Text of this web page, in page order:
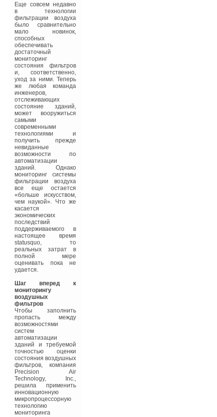
Еще совсем недавно
в технологии
фильтрации воздуха
было сравнительно
мало новинок,
способных
обеспечивать
достаточный
мониторинг
состояния фильтров
и, соответственно,
уход за ними. Теперь
же любая команда
инженеров,
отслеживающих
состояние зданий,
может вооружиться
самыми
современными
технологиями и
получить прежде
невиданные
возможности по
автоматизации
зданий. Однако
мониторинг системы
фильтрации воздуха
все еще остается
«больше искусством,
чем наукой». Что же
касается
экономических
последствий
поддерживаемого в
настоящее время
statusquo, то
реальных затрат в
полной мере
оценивать пока не
удается.
Шаг вперед к
мониторингу
воздушных
фильтров
Чтобы заполнить
пропасть между
возможностями
систем
автоматизации
зданий и требуемой
точностью оценки
состояния воздушных
фильтров, компания
Precision Air
Technology, Inc.,
решила применить
инновационную
микропроцессорную
технологию
мониторинга
Оптима»), а
стеклопакеты
создавались с
применением
специальных стекол:
верхнее обеспечивает
теплосбережение и
защиту от солнца,
нижнее —
безопасность
зрителей.
Не только Олимпиада
Сколь бы ни была
важна для страны
грядущая Олимпиада,
но было бы
неправильно
ограничивать
применение
энергоэффективных
технологий только
спортивными
объектами в Сочи. В
Казани к XXVII-й
Всемирной летней
Универсиаде, которая
пройдет в 2013 г.,
возводят Деревню
Универсиады — это
студенческий кампус с
жилыми и нежилыми
зданиями,
церемониальной
площадью и зелеными
зонами. В нежилой
части Деревни
строятся Дворец
водных видов спорта,
Центр волейбола,
Дворец единоборств и
другие спортивные
объекты. При
возведении
спортивных и жилых
объектов для
Всемирной
Универсиады в Казани
также используют
накопленный опыт в
энергоэффективности
и экономии ресурсов.
Новые технологии
применяются при
установке
воздухообменных
систем и конструкций,
внутреннего и
внешнего освещения.
Такие решения